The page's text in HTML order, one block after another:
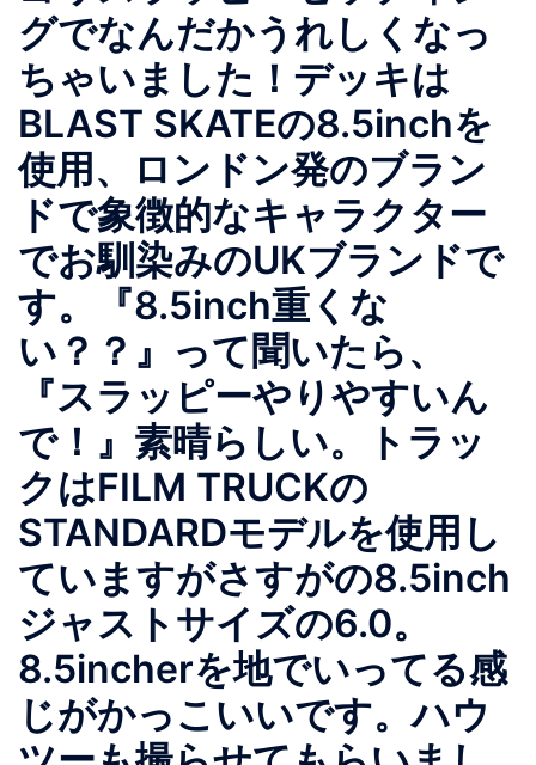
グでなんだかうれしくなっ
ちゃいました！デッキは
BLAST SKATEの8.5inchを
使用、ロンドン発のブラン
ドで象徴的なキャラクター
でお馴染みのUKブランドで
す。『8.5inch重くな
い？？』って聞いたら、
『スラッピーやりやすいん
で！』素晴らしい。トラッ
クはFILM TRUCKの
STANDARDモデルを使用し
ていますがさすがの8.5inch
ジャストサイズの6.0。
8.5incherを地でいってる感
じがかっこいいです。ハウ